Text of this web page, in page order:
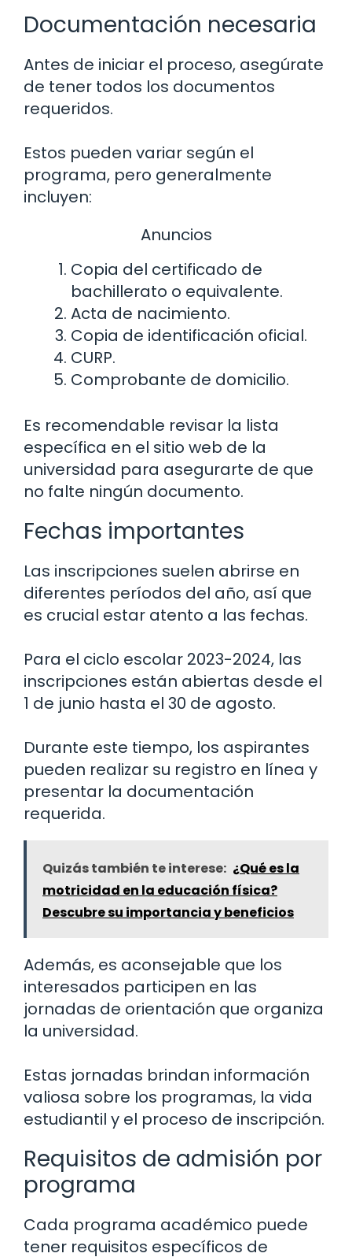
Documentación necesaria
Antes de iniciar el proceso, asegúrate
de tener todos los documentos
requeridos.
Estos pueden variar según el
programa, pero generalmente
incluyen:
Anuncios
Copia del certificado de
bachillerato o equivalente.
Acta de nacimiento.
Copia de identificación oficial.
CURP.
Comprobante de domicilio.
Es recomendable revisar la lista
específica en el sitio web de la
universidad para asegurarte de que
no falte ningún documento.
Fechas importantes
Las inscripciones suelen abrirse en
diferentes períodos del año, así que
es crucial estar atento a las fechas.
Para el ciclo escolar 2023-2024, las
inscripciones están abiertas desde el
1 de junio hasta el 30 de agosto.
Durante este tiempo, los aspirantes
pueden realizar su registro en línea y
presentar la documentación
requerida.
Quizás también te interese: ¿Qué es la
motricidad en la educación física?
Descubre su importancia y beneficios
Además, es aconsejable que los
interesados participen en las
jornadas de orientación que organiza
la universidad.
Estas jornadas brindan información
valiosa sobre los programas, la vida
estudiantil y el proceso de inscripción.
Requisitos de admisión por
programa
Cada programa académico puede
tener requisitos específicos de